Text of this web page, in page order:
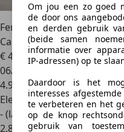
Ferrari SF90 StradaleLift
Carbon Seats
€ 439.9951
06/2024
4.962 km
Elektro/Benzine
- (l/100 km)
2,8
Om jou een zo goed
de door ons
en derden gebruik
(beide samen
informatie over
IP-adressen) op te
Daardoor is het
interesses
te verbeteren en het
op de knop
gebruik van